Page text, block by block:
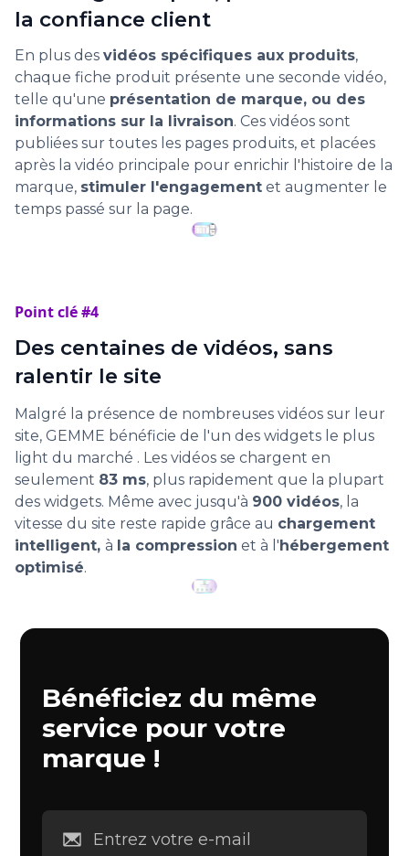
la confiance client
En plus des vidéos spécifiques aux produits,
chaque fiche produit présente une seconde vidéo,
telle qu'une présentation de marque, ou des
informations sur la livraison. Ces vidéos sont
publiées sur toutes les pages produits, et placées
après la vidéo principale pour enrichir l'histoire de la
marque, stimuler l'engagement et augmenter le
temps passé sur la page.
Point clé #4
Des centaines de vidéos, sans
ralentir le site
Malgré la présence de nombreuses vidéos sur leur
site, GEMME bénéficie de l'un des widgets le plus
light du marché . Les vidéos se chargent en
seulement 83 ms, plus rapidement que la plupart
des widgets. Même avec jusqu'à 900 vidéos, la
vitesse du site reste rapide grâce au chargement
intelligent, à la compression et à l'hébergement
optimisé.
Bénéficiez du même
service pour votre
marque !